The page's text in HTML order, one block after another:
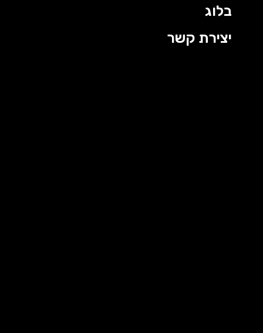
בלוג
יצירת קשר